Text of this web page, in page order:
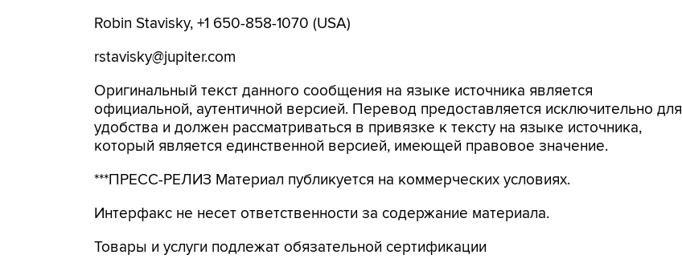
Robin Stavisky, +1 650-858-1070 (USA)
rstavisky@jupiter.com
Оригинальный текст данного сообщения на языке источника является
официальной, аутентичной версией. Перевод предоставляется исключительно для
удобства и должен рассматриваться в привязке к тексту на языке источника,
который является единственной версией, имеющей правовое значение.
***ПРЕСС-РЕЛИЗ Материал публикуется на коммерческих условиях.
Интерфакс не несет ответственности за содержание материала.
Товары и услуги подлежат обязательной сертификации